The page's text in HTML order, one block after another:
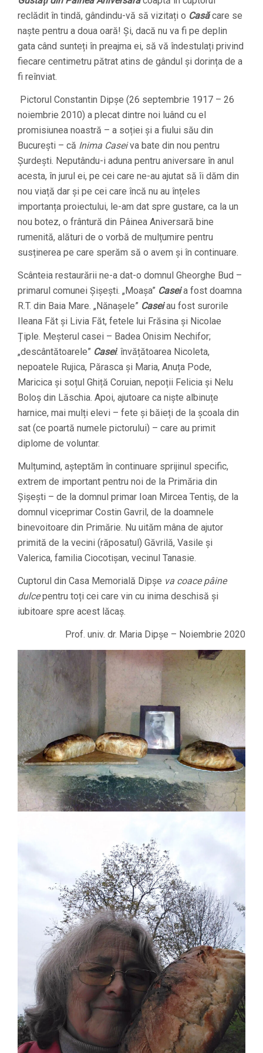
reclădit în tindă, gândindu-vă să vizitați o Casăcare se
naște pentru a doua oară! Și, dacă nu va fi pe deplin
gata când sunteți în preajma ei, să vă îndestulați privind
fiecare centimetru pătrat atins de gândul și dorința de a
fi reînviat.
Pictorul Constantin Dipșe (26 septembrie 1917 – 26
noiembrie 2010) a plecat dintre noi luând cu el
promisiunea noastră – a soției și a fiului său din
București – că Inima Caseiva bate din nou pentru
Șurdești. Neputându-i aduna pentru aniversare în anul
acesta, în jurul ei, pe cei care ne-au ajutat să îi dăm din
nou viață dar și pe cei care încă nu au înțeles
importanța proiectului, le-am dat spre gustare, ca la un
nou botez, o frântură din Pâinea Aniversară bine
rumenită, alături de o vorbă de mulțumire pentru
susținerea pe care sperăm să o avem și în continuare.
Scânteia restaurării ne-a dat-o domnul Gheorghe Bud –
primarul comunei Șișești. „Moașa” Caseia fost doamna
R.T. din Baia Mare. „Nănașele” Caseiau fost surorile
Ileana Făt și Livia Făt, fetele lui Frăsina și Nicolae
Țiple. Meșterul casei – Badea Onisim Nechifor;
„descântătoarele” Casei: învățătoarea Nicoleta,
nepoatele Rujica, Părasca și Maria, Anuța Pode,
Maricica și soțul Ghiță Coruian, nepoții Felicia și Nelu
Boloș din Lăschia. Apoi, ajutoare ca niște albinuțe
harnice, mai mulți elevi – fete și băieți de la școala din
sat (ce poartă numele pictorului) – care au primit
diplome de voluntar.
Mulțumind, așteptăm în continuare sprijinul specific,
extrem de important pentru noi de la Primăria din
Șișești – de la domnul primar Ioan Mircea Tentiș, de la
domnul viceprimar Costin Gavril, de la doamnele
binevoitoare din Primărie. Nu uităm mâna de ajutor
primită de la vecini (răposatul) Găvrilă, Vasile și
Valerica, familia Ciocotişan, vecinul Tanasie.
Cuptorul din Casa Memorială Dipșe va coace pâine
dulcepentru toți cei care vin cu inima deschisă și
iubitoare spre acest lăcaș.
Prof. univ. dr. Maria Dipşe – Noiembrie 2020